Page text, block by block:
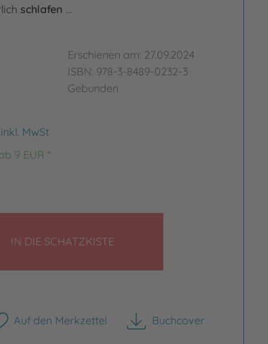
schlafen …
Erschienen am: 27.09.2024
ISBN: 978-3-8489-0232-3
Gebunden
inkl. MwSt
9 EUR *
IN DIE SCHATZKISTE
Auf den Merkzettel Buchcover
herunterladen